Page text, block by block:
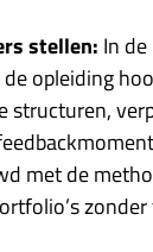
stellen: In
opleiding
structuren,
met de